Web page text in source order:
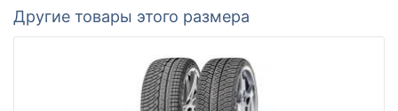
Другие товары этого размера